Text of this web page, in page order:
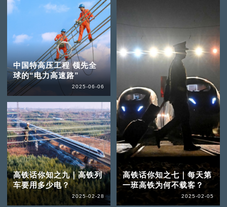
中国特高压工程 领先全
球的“电力高速路”
2025-06-06
高铁话你知之九｜高铁列
车要用多少电？
2025-02-28
高铁话你知之七｜每天第
一班高铁为何不载客？
2025-02-05